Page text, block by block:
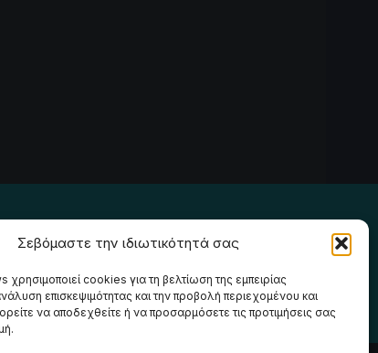
Σεβόμαστε την ιδιωτικότητά σας
cookies για τη βελτίωση της εμπειρίας
επισκεψιμότητας και την προβολή περιεχομένου και
να αποδεχθείτε ή να προσαρμόσετε τις προτιμήσεις σας